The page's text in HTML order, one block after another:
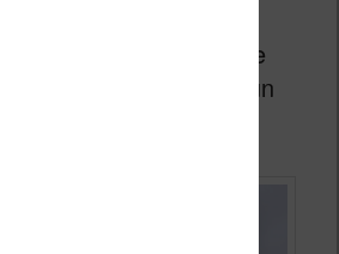
propose un réglage de
la couleur qui permet un
lumière bleue.